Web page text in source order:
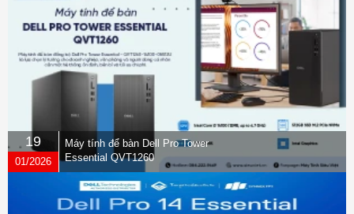
19
01/2026
Máy tính để bàn Dell Pro Tower
Essential QVT1260